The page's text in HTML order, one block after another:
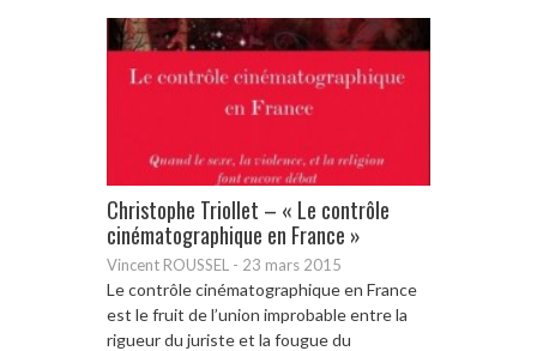
Christophe Triollet – « Le contrôle
cinématographique en France »
Vincent ROUSSEL - 23 mars 2015
Le contrôle cinématographique en France
est le fruit de l’union improbable entre la
rigueur du juriste et la fougue du